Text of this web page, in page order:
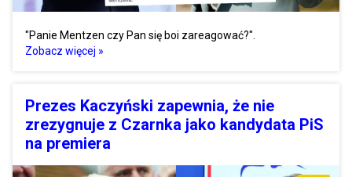
"Panie Mentzen czy Pan się boi zareagować?".
Zobacz więcej »
Prezes Kaczyński zapewnia, że nie
zrezygnuje z Czarnka jako kandydata PiS
na premiera